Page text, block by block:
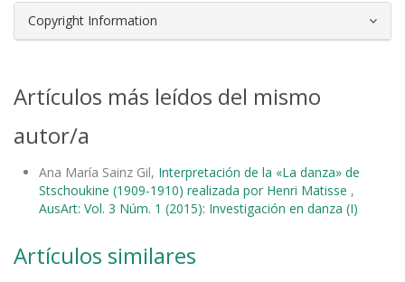
Copyright Information
Artículos más leídos del mismo
autor/a
Ana María Sainz Gil, Interpretación de la «La danza» de
Stschoukine (1909-1910) realizada por Henri Matisse ,
AusArt: Vol. 3 Núm. 1 (2015): Investigación en danza (I)
Artículos similares